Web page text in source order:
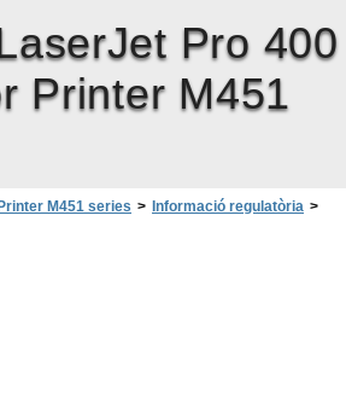
Pro 400
Printer M451
M451 series > Informació regulatòria >